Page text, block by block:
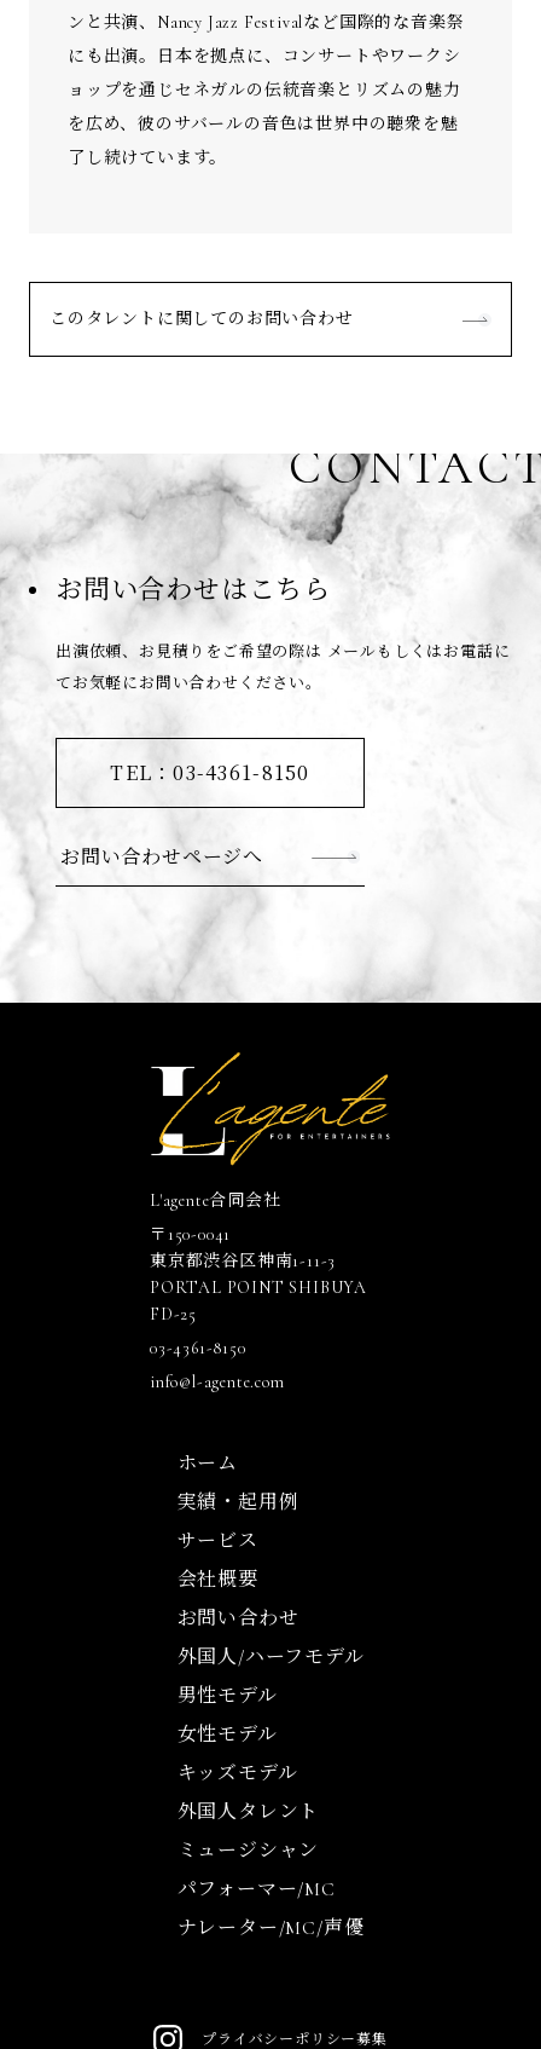
ンと共演、Nancy Jazz Festivalなど国際的な音楽祭
にも出演。日本を拠点に、コンサートやワークシ
ョップを通じセネガルの伝統音楽とリズムの魅力
を広め、彼のサバールの音色は世界中の聴衆を魅
了し続けています。
このタレントに関してのお問い合わせ
お問い合わせはこちら
出演依頼、お見積りをご希望の際は メールもしくはお電話に
てお気軽にお問い合わせください。
TEL：03-4361-8150
お問い合わせページへ
L'agente合同会社
〒150-0041
東京都渋谷区神南1-11-3
PORTAL POINT SHIBUYA
FD-25
03-4361-8150
info@l-agente.com
ホーム
実績・起用例
サービス
会社概要
お問い合わせ
外国人/ハーフモデル
男性モデル
女性モデル
キッズモデル
外国人タレント
ミュージシャン
パフォーマー/MC
ナレーター/MC/声優
プライバシーポリシー募集